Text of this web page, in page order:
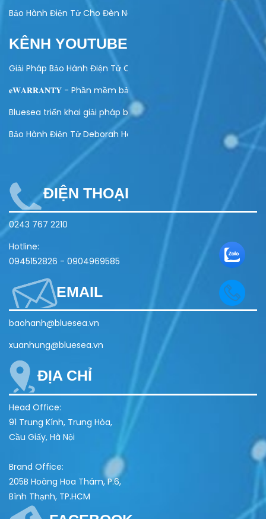
Bảo Hành Điện Tử Cho Đèn Năng Lượng Mặt Trời – Giải Pháp
KÊNH YOUTUBE
Giải Pháp Bảo Hành Điện Tử Cho Ngành Điện Máy
𝐞𝐖𝐀𝐑𝐑𝐀𝐍𝐓𝐘 - Phần mềm bảo hành điện tử toàn diện
Bluesea triển khai giải pháp bảo hành điện tử cho Olivo
Bảo Hành Điện Tử Deborah Home
ĐIỆN THOẠI
0243 767 2210
Hotline:
0945152826 - 0904969585
EMAIL
baohanh@bluesea.vn
xuanhung@bluesea.vn
ĐỊA CHỈ
Head Office:
91 Trung Kính, Trung Hòa,
Cầu Giấy, Hà Nội
Brand Office:
205B Hoàng Hoa Thám, P.6,
Bình Thạnh, TP.HCM